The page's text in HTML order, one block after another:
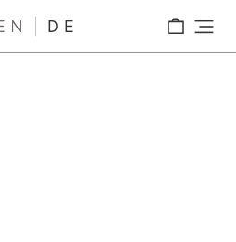
DE